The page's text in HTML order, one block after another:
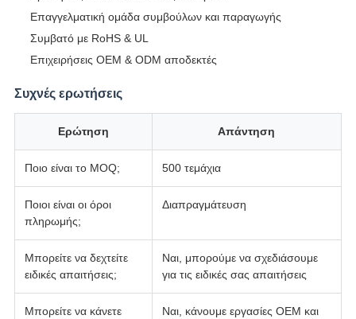
Επαγγελματική ομάδα συμβούλων και παραγωγής
Συμβατό με RoHS & UL
Επιχειρήσεις OEM & ODM αποδεκτές
Συχνές ερωτήσεις
Ερώτηση Απάντηση
Ποιο είναι το MOQ; 500 τεμάχια
Ποιοι είναι οι όροι
πληρωμής;
Διαπραγμάτευση
Μπορείτε να δεχτείτε
ειδικές απαιτήσεις;
Ναι, μπορούμε να σχεδιάσουμε
για τις ειδικές σας απαιτήσεις
Μπορείτε να κάνετε
Ναι, κάνουμε εργασίες OEM και